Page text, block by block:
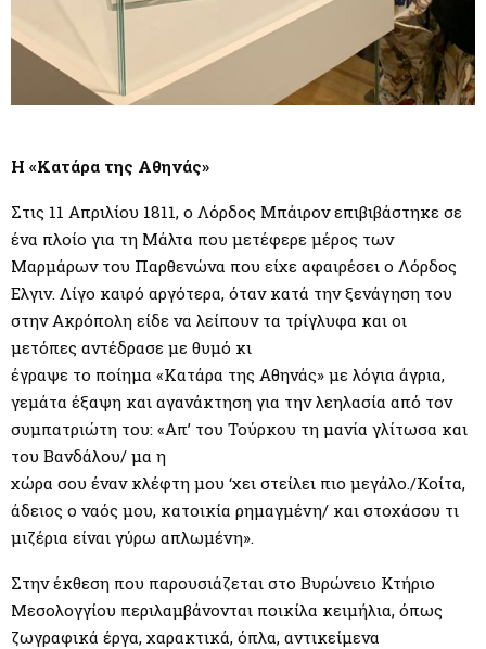
Η «Κατάρα της Αθηνάς»
Στις 11 Απριλίου 1811, ο Λόρδος Μπάιρον επιβιβάστηκε σε
ένα πλοίο για τη Μάλτα που μετέφερε μέρος των
Μαρμάρων του Παρθενώνα που είχε αφαιρέσει ο Λόρδος
Ελγιν. Λίγο καιρό αργότερα, όταν κατά την ξενάγηση του
στην Ακρόπολη είδε να λείπουν τα τρίγλυφα και οι
μετόπες αντέδρασε με θυμό κι
έγραψε το ποίημα «Κατάρα της Αθηνάς» με λόγια άγρια,
γεμάτα έξαψη και αγανάκτηση για την λεηλασία από τον
συμπατριώτη του: «Απ’ του Τούρκου τη μανία γλίτωσα και
του Βανδάλου/ μα η
χώρα σου έναν κλέφτη μου ‘χει στείλει πιο μεγάλο./Κοίτα,
άδειος ο ναός μου, κατοικία ρημαγμένη/ και στοχάσου τι
μιζέρια είναι γύρω απλωμένη».
Στην έκθεση που παρουσιάζεται στο Βυρώνειο Κτήριο
Μεσολογγίου περιλαμβάνονται ποικίλα κειμήλια, όπως
ζωγραφικά έργα, χαρακτικά, όπλα, αντικείμενα